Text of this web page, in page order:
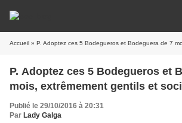
Accueil » P. Adoptez ces 5 Bodegueros et Bodeguera de 7 mois,
P. Adoptez ces 5 Bodegueros et
mois, extrêmement gentils et
Publié le 29/10/2016 à 20:31
Par Lady Galga